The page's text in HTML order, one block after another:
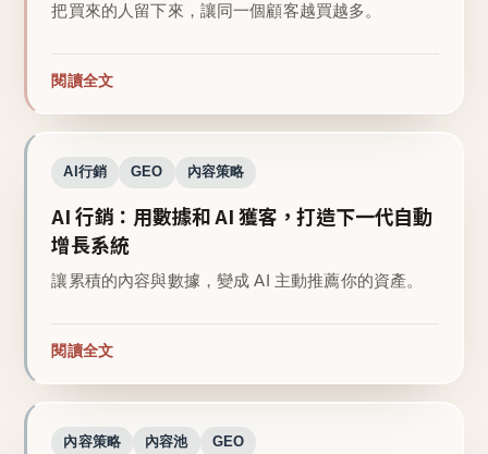
把買來的人留下來，讓同一個顧客越買越多。
閱讀全文
AI行銷 GEO 內容策略
AI 行銷：用數據和 AI 獲客，打造下一代自動
增長系統
讓累積的內容與數據，變成 AI 主動推薦你的資產。
閱讀全文
內容策略 內容池 GEO